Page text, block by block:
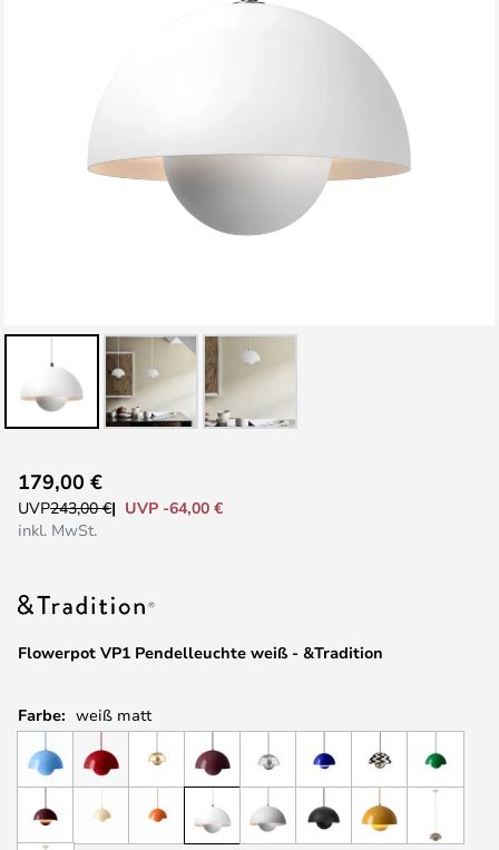
Anfang
der
Flowerpot VP1 Pendelleuchte weiß - &Tradition
179,00 €
UVP243,00 €
UVP -64,00 €
inkl. MwSt.
Farbe: weiß matt